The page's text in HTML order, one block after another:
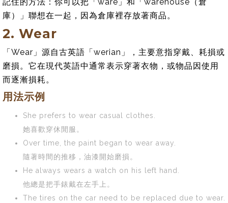
庫）」聯想在一起，因為倉庫裡存放著商品。
2. Wear
「Wear」源自古英語「werian」，主要意指穿戴、耗損或
磨損。它在現代英語中通常表示穿著衣物，或物品因使用
而逐漸損耗。
用法示例
She prefers to wear casual clothes.
她喜歡穿休閒服。
Over time, the paint began to wear away.
隨著時間的推移，油漆開始磨損。
He always wears a watch on his left hand.
他總是把手錶戴在左手上。
The tires on the car need to be replaced due to wear.